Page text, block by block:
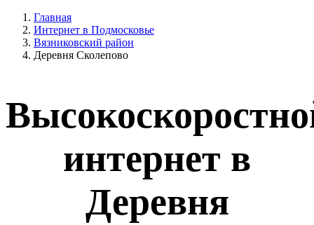
Главная
Интернет в Подмосковье
Вязниковский район
Деревня Сколепово
интернет в
Деревня